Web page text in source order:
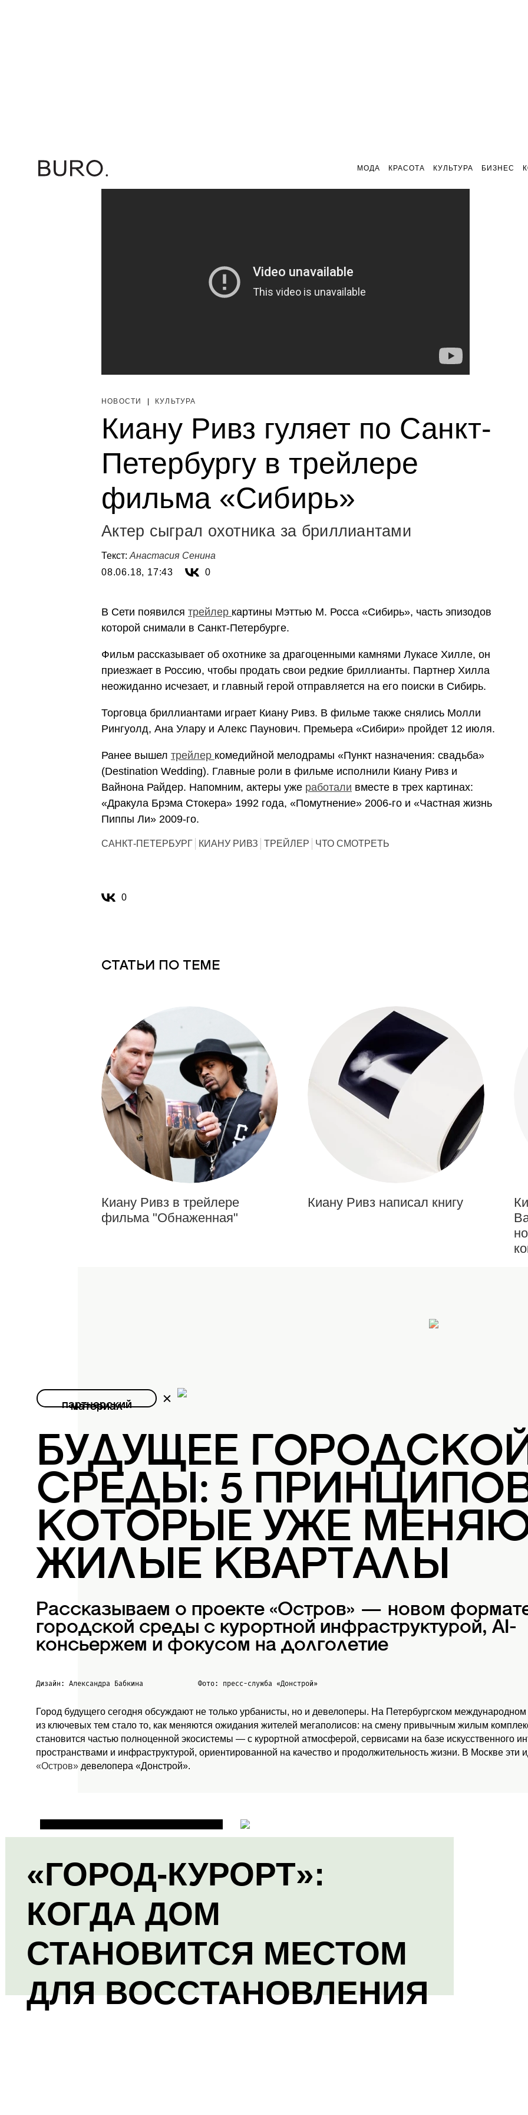
МОДА КРАСОТА КУЛЬТУРА БИЗНЕС
НОВОСТИ КУЛЬТУРА
Киану Ривз гуляет по Санкт-
Петербургу в трейлере
фильма «Сибирь»
Актер сыграл охотника за бриллиантами
Текст: Анастасия Сенина
08.06.18, 17:43
0
В Сети появился трейлер картины Мэттью М. Росса «Сибирь», часть эпизодов
которой снимали в Санкт-Петербурге.
Фильм рассказывает об охотнике за драгоценными камнями Лукасе Хилле, он
приезжает в Россию, чтобы продать свои редкие бриллианты. Партнер Хилла
неожиданно исчезает, и главный герой отправляется на его поиски в Сибирь.
Торговца бриллиантами играет Киану Ривз. В фильме также снялись Молли
Рингуолд, Ана Улару и Алекс Паунович. Премьера «Сибири» пройдет 12 июля.
Ранее вышел трейлер комедийной мелодрамы «Пункт назначения: свадьба»
(Destination Wedding). Главные роли в фильме исполнили Киану Ривз и
Вайнона Райдер. Напомним, актеры уже работали вместе в трех картинах:
«Дракула Брэма Стокера» 1992 года, «Помутнение» 2006-го и «Частная жизнь
Пиппы Ли» 2009-го.
САНКТ-ПЕТЕРБУРГ КИАНУ РИВЗ ТРЕЙЛЕР ЧТО СМОТРЕТЬ
0
СТАТЬИ ПО ТЕМЕ
Киану Ривз в трейлере
фильма "Обнаженная"
Киану Ривз написал книгу
партнерский
материал
БУДУЩЕЕ
СРЕДЫ: 5
КОТОРЫЕ УЖЕ
ЖИЛЫЕ КВАРТАЛЫ
Рассказываем о проекте «Остров» — новом
городской среды с курортной инфраструктурой, AI-
консьержем и фокусом на долголетие
Дизайн: Александра Бабкина Фото: пресс-служба «Донстрой»
Город будущего сегодня обсуждают не только урбанисты, но и девелоперы. На Петербургском
из ключевых тем стало то, как меняются ожидания жителей мегаполисов: на смену привычным жилым
становится частью полноценной экосистемы — с курортной атмосферой, сервисами на базе искусственного
пространствами и инфраструктурой, ориентированной на качество и продолжительность жизни. В Москве
«Остров» девелопера «Донстрой».
«ГОРОД-КУРОРТ»:
КОГДА ДОМ
СТАНОВИТСЯ МЕСТОМ
ДЛЯ ВОССТАНОВЛЕНИЯ